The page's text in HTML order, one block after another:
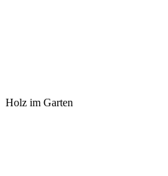
Holz im Garten